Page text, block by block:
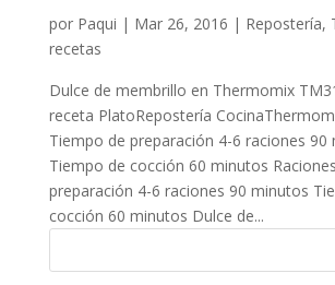
por Paqui | Mar 26, 2016 | Repostería,
recetas
Dulce de membrillo en Thermomix
receta PlatoRepostería
Tiempo de preparación 4-6 raciones 90
Tiempo de cocción 60 minutos
preparación 4-6 raciones 90 minutos
cocción 60 minutos Dulce de...